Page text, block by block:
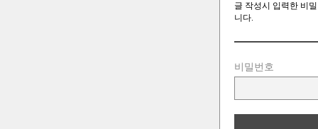
글 작성시 입력한 비
니다.
비밀번호